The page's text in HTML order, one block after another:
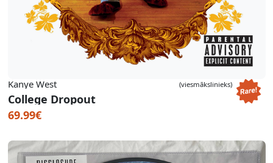
Kanye West (viesmākslinieks)
College Dropout
69.99€